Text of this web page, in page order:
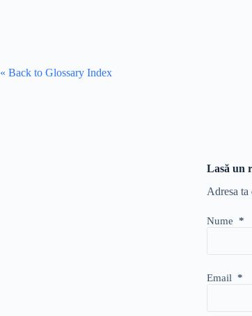
« Back to Glossary Index
Lasă un
Adresa
Nume *
Email *